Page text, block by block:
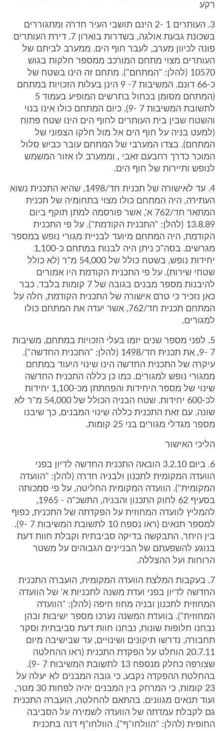
רקע
3. העותרים 1 -2 הינם תושבי העיר חדרה ומתגוררים
בשכונת גבעת אולגה, בשדרות בוארון 7. דירת העותרים
פונה לכיוון מערב, לעבר חוף הים. ממערב לביתם של
העותרים מצוי מתחם המורכב ממספר חלקות בגוש
10570 (להלן: "המתחם"). מתחם זה הינו בשטח של
כ-66 דונם. המשיבות 7- 9 הינן בעלות הזכויות במתחם
(המתחם מסומן בכחול בתרשים המופיע בעמוד 5
לתשובת המשיבות 7 -9). כיום המתחם כולו אינו בנוי
והשטח שבין בית העותרים לחוף הים הינו שטח פתוח
(למעט בניה על חוף הים אל מול חלקו הצפוני של
המתחם). בצדו המערבי של המתחם עובר כביש סלול
המוכר כדרך רחבעם זאבי , וממערב לו אזור המשמש
לנופש ותיירות של חוף הים.
4. עד לאישורה של תכנית חד/1498, שהיא התכנית נשוא
העתירה, היה המתחם כולו מצוי בתחומיה של תכנית
המתאר חד/762 א', אשר פורסמה למתן תוקף ביום
13.8.89 (להלן: "התכנית הקודמת"). על פי התכנית
הקודמת, היה המתחם מיועד לבניית מגורי נופש במספר
מגרשים. בסה"כ ניתן היה לבנות במתחם כ-1,100
יחידות נופש, בשטח כולל של 54,000 מ"ר (לא כולל
שטחי שירות). על פי התכנית הקודמת היו אמורים
להיבנות מספר מבנים בגובה של 7 קומות בלבד. כבר
כאן נזכיר כי טרם אישורה של התכנית הקודמת, חלה על
המתחם תכנית חד/762, אשר יעדה את המתחם כולו
למגורים.
5. לפני מספר שנים יזמו בעלי הזכויות במתחם, משיבות
7 -9, את תכנית חד/1498 (להלן: "התכנית החדשה").
עיקרה של התכנית החדשה הינו שינוי היעוד במתחם
ממגורי נופש למגורים. כמו כן כללה התכנית החדשה
שינוי של מספר היחידות והפחתתן מכ-1,100 יחידות
לכ-600 יחידות. שטח הבניה הכולל של 54,000 מ"ר לא
שונה. עם זאת התכנית כללה שינוי המבנים, כך שיבנו
מספר מגדלי מגורים בני 25 קומות.
הליכי האישור
6. ביום 3.2.10 הובאה התכנית החדשה לדיון בפני
הוועדה המקומית לתכנון ולבניה חדרה (להלן: "הוועדה
המקומית"). הוועדה המקומית החליטה, על פי סמכותה
בסעיף 62 לחוק התכנון והבניה, התשכ"ה - 1965,
להמליץ לוועדה המחוזית על הפקדתה של התכנית, כפוף
למספר תנאים (ראו נספח 10 לתשובת המשיבות 7 -9).
בין היתר, התבקשה בדיקה סביבתית וקבלת חוות דעת
בנוגע להשפעתם של הבניינים הגבוהים על משטר
הרוחות ועל ההצללה.
7. בעקבות המלצת הוועדה המקומית, הועברה התכנית
החדשה לדיון בפני ועדת משנה לתכניות א' של הוועדה
המחוזית לתכנון ובניה מחוז חיפה (להלן: "הוועדה
המחוזית"). בוועדת המשנה נערכו מספר ישיבות ובהן
נבחנו חלופות שונות, נבחנו חוות דעת סביבתית וסקר
תחבורה, נדרשו תיקונים ושינויים, עד שבישיבה מיום
20.7.11 הוחלט על הפקדת התכנית (ראו ההחלטה
שצורפה כחלק מנספח 13 לתשובת המשיבות 7 -9).
בהחלטת ההפקדה נקבע, כי גובה המבנים לא יעלה על
23 קומות, כי המרחק בין המבנים יהיה לפחות 30 מטר,
ועוד תנאים מגוונים. בהתאם להחלטה, הועברה התכנית
גם לקבלת עמדתה של הוועדה לשמירה על הסביבה
החופית (להלן: "הוולחו"ף"). הוולחו"ף דנה בתכנית